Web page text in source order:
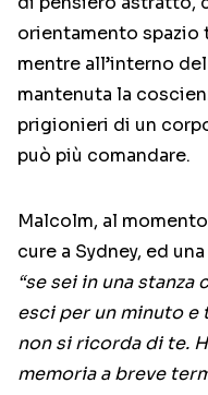
orientamento
mentre all’interno
mantenuta la
prigionieri di un
può più comandare.
Malcolm, al
cure a Sydney, ed
“se sei in una
esci per un minuto e
non si ricorda di te.
memoria a breve